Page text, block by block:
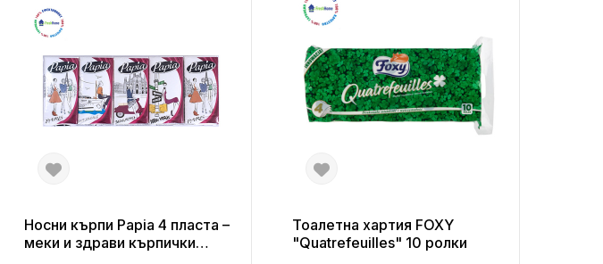
Носни кърпи Papia 4 пласта –
меки и здрави кърпички
Тоалетна хартия FOXY
"Quatrefeuilles" 10 ролки